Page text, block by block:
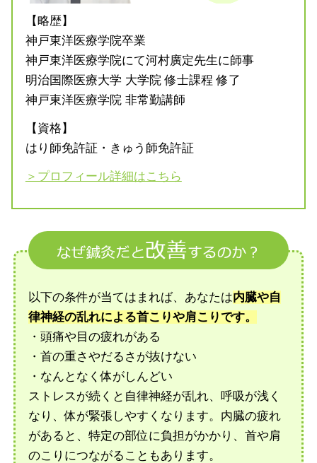
【略歴】
神戸東洋医療学院卒業
神戸東洋医療学院にて河村廣定先生に師事
明治国際医療大学 大学院 修士課程 修了
神戸東洋医療学院 非常勤講師
【資格】
はり師免許証・きゅう師免許証
＞プロフィール詳細はこちら
以下の条件が当てはまれば、あなたは内臓や自
律神経の乱れによる首こりや肩こりです。
・頭痛や目の疲れがある
・首の重さやだるさが抜けない
・なんとなく体がしんどい
ストレスが続くと自律神経が乱れ、呼吸が浅く
なり、体が緊張しやすくなります。内臓の疲れ
があると、特定の部位に負担がかかり、首や肩
のこりにつながることもあります。